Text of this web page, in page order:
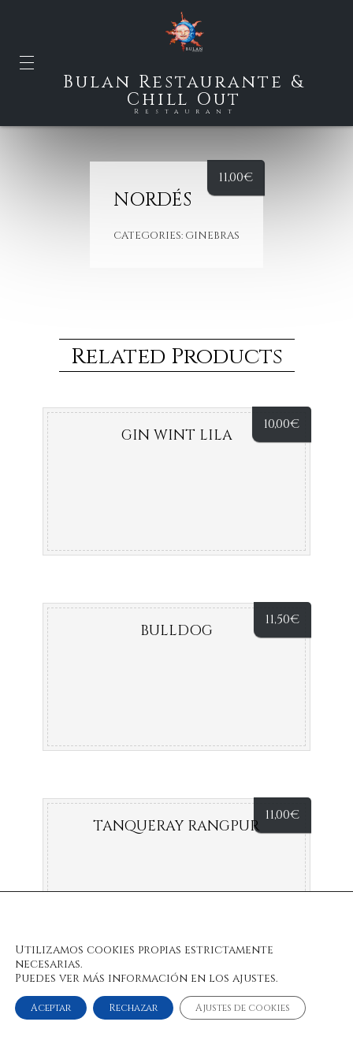
Bulan Restaurante &
Chill Out
Restaurant
NORDÉS
CATEGORIES: GINEBRAS
11,00€
Related Products
10,00€
GIN WINT LILA
11,50€
BULLDOG
11,00€
TANQUERAY RANGPUR
Utilizamos cookies propias estrictamente
necesarias.
Puedes ver más información en los ajustes.
Aceptar Rechazar Ajustes de cookies